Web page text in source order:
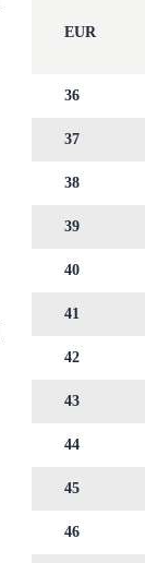
EUR
36
37
38
39
40
41
42
43
44
45
46